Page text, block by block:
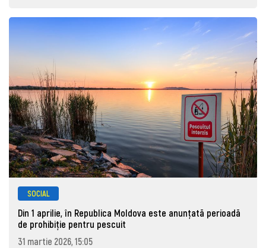
SOCIAL
Din 1 aprilie, în Republica Moldova este anunţată perioadă
de prohibiţie pentru pescuit
31 martie 2026, 15:05